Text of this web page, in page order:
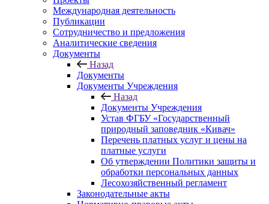
Международная деятельность
Публикации
Сотрудничество и предложения
Аналитические сведения
Документы
Назад
Документы
Документы Учреждения
Назад
Документы Учреждения
Устав ФГБУ «Государственный
природный заповедник «Кивач»
Перечень платных услуг и цены на
платные услуги
Об утверждении Политики защиты и
обработки персональных данных
Лесохозяйственный регламент
Законодательные акты